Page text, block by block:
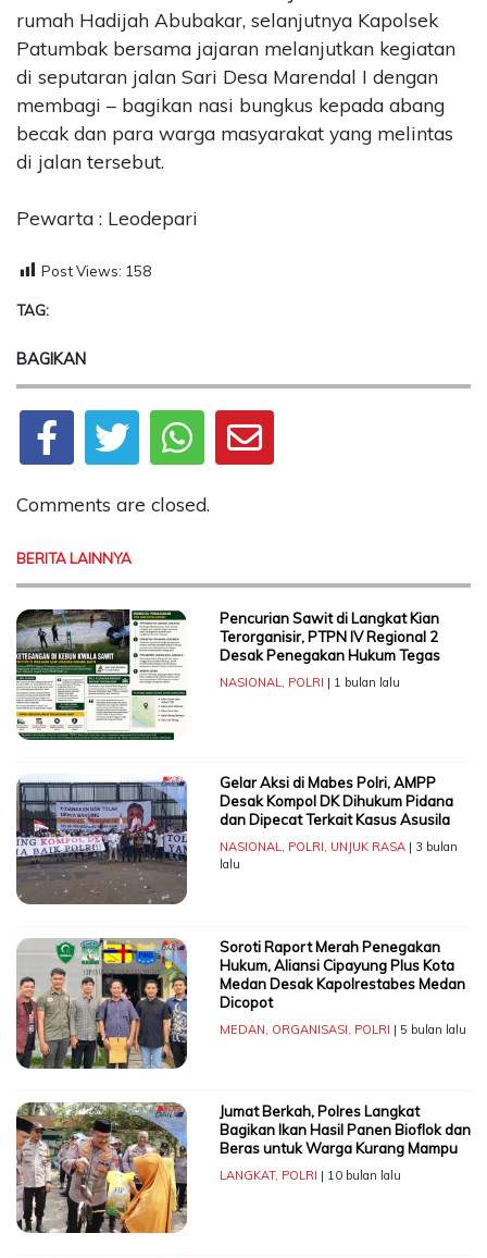
rumah Hadijah Abubakar, selanjutnya Kapolsek
Patumbak bersama jajaran melanjutkan kegiatan
di seputaran jalan Sari Desa Marendal I dengan
membagi – bagikan nasi bungkus kepada abang
becak dan para warga masyarakat yang melintas
di jalan tersebut.
Pewarta : Leodepari
Post Views: 158
TAG:
BAGIKAN
Comments are closed.
BERITA LAINNYA
Pencurian Sawit di Langkat Kian
Terorganisir, PTPN IV Regional 2
Desak Penegakan Hukum Tegas
NASIONAL, POLRI | 1 bulan lalu
Gelar Aksi di Mabes Polri, AMPP
Desak Kompol DK Dihukum Pidana
dan Dipecat Terkait Kasus Asusila
NASIONAL, POLRI, UNJUK RASA| 3 bulan
lalu
Soroti Raport Merah Penegakan
Hukum, Aliansi Cipayung Plus Kota
Medan Desak Kapolrestabes Medan
Dicopot
MEDAN, ORGANISASI, POLRI | 5 bulan lalu
Jumat Berkah, Polres Langkat
Bagikan Ikan Hasil Panen Bioflok dan
Beras untuk Warga Kurang Mampu
LANGKAT, POLRI | 10 bulan lalu